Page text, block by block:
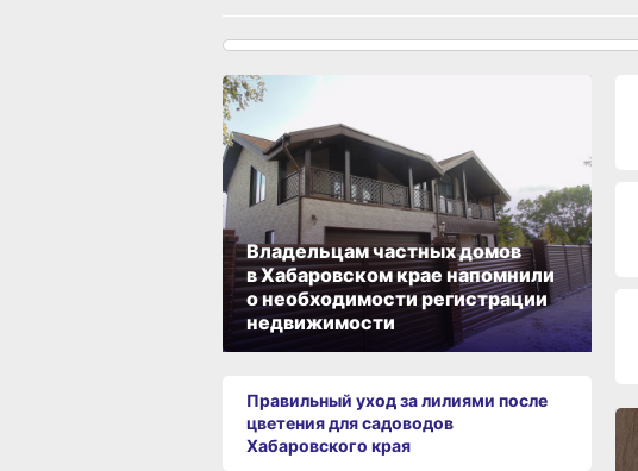
Владельцам частных домов
в Хабаровском крае напомнили
о необходимости регистрации
недвижимости
Правильный уход за лилиями после
цветения для садоводов
Хабаровского края